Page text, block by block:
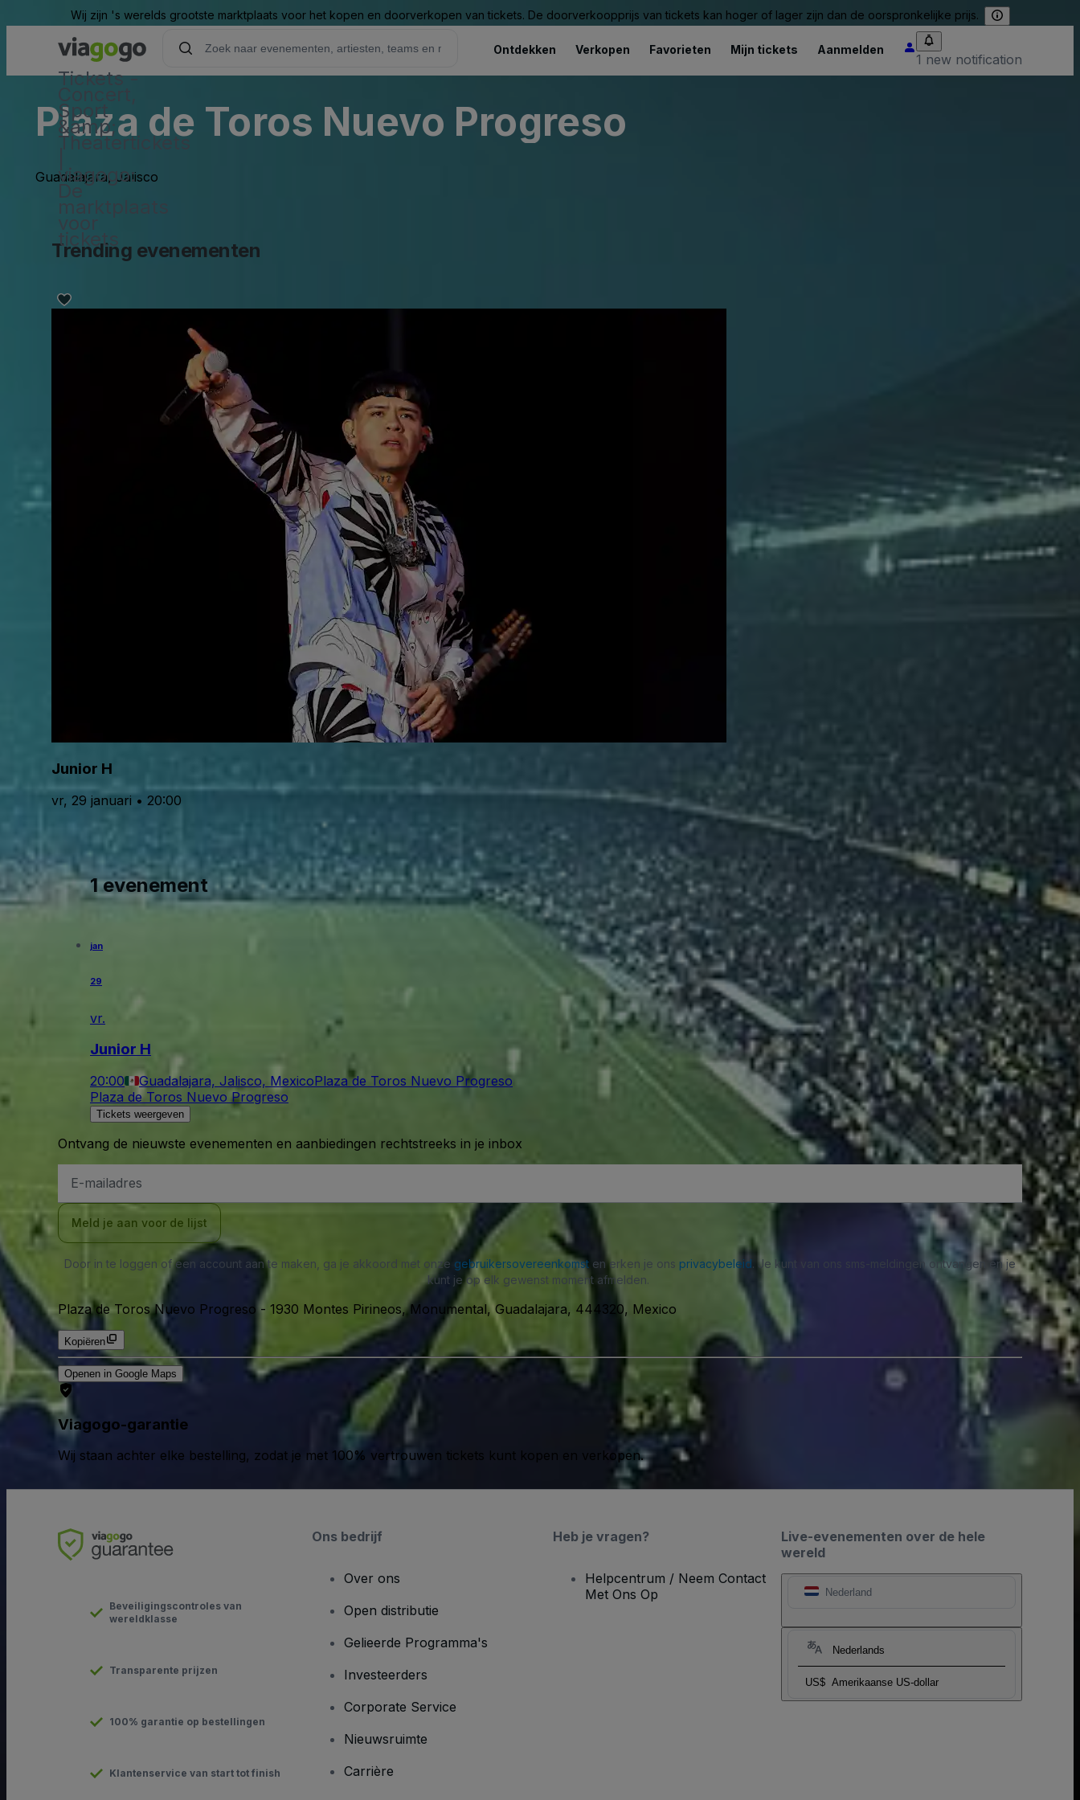
Wij zijn 's werelds grootste marktplaats voor het kopen en doorverkopen van tickets. De doorverkoopprijs van tickets kan hoger of lager zijn dan de oorspronkelijke prijs.
Tickets -
Sport
&amp;
Theatertickets
viagogo:
tickets
Ontdekken Verkopen Favorieten Mijn tickets Aanmelden
1 new notification
Plaza de Toros Nuevo Progreso
Guadalajara, Jalisco
Trending evenementen
Junior H
vr, 29 januari • 20:00
1 evenement
jan
29
vr.
Junior H
20:00 Guadalajara, Jalisco, MexicoPlaza de Toros Nuevo Progreso
Plaza de Toros Nuevo Progreso
Tickets weergeven
Ontvang de nieuwste evenementen en aanbiedingen rechtstreeks in je inbox
mailadres
Meld je aan voor de lijst
Door in te loggen of een account aan te maken, ga je akkoord met onze gebruikersovereenkomst en erken je ons privacybeleid. Je kunt van ons sms-meldingen ontvangen en je
kunt je op elk gewenst moment afmelden.
Plaza de Toros Nuevo Progreso - 1930 Montes Pirineos, Monumental, Guadalajara, 444320, Mexico
Kopiëren
Openen in Google Maps
Viagogo-garantie
Wij staan achter elke bestelling, zodat je met 100% vertrouwen tickets kunt kopen en verkopen.
Live-evenementen over de hele
wereld
Nederland
Nederlands
US$ Amerikaanse US-dollar
Beveiligingscontroles van
wereldklasse
Transparente prijzen
100% garantie op bestellingen
Klantenservice van start tot finish
Ons bedrijf
Over ons
Open distributie
Gelieerde Programma's
Investeerders
Corporate Service
Nieuwsruimte
Carrière
Heb je vragen?
Helpcentrum / Neem Contact
Met Ons Op